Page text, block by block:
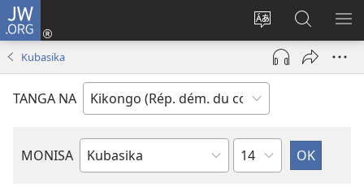
JW.ORG
Soba
ndinga
ya
site
yai
Kukota
(ke
kangula
ya
mpa)
Kusosa
na
JW.ORG
Kubasika
TANGA NA
MONISA
Mikanda
Kapu